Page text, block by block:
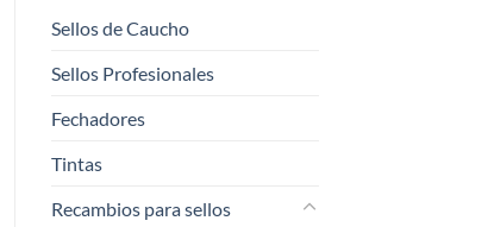
Sellos de Caucho
Sellos Profesionales
Fechadores
Tintas
Recambios para sellos